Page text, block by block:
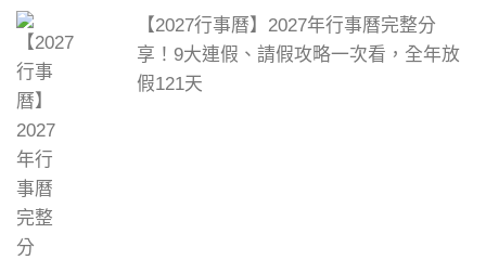
【2027行事曆】2027年行事曆完整分
享！9大連假、請假攻略一次看，全年放
假121天